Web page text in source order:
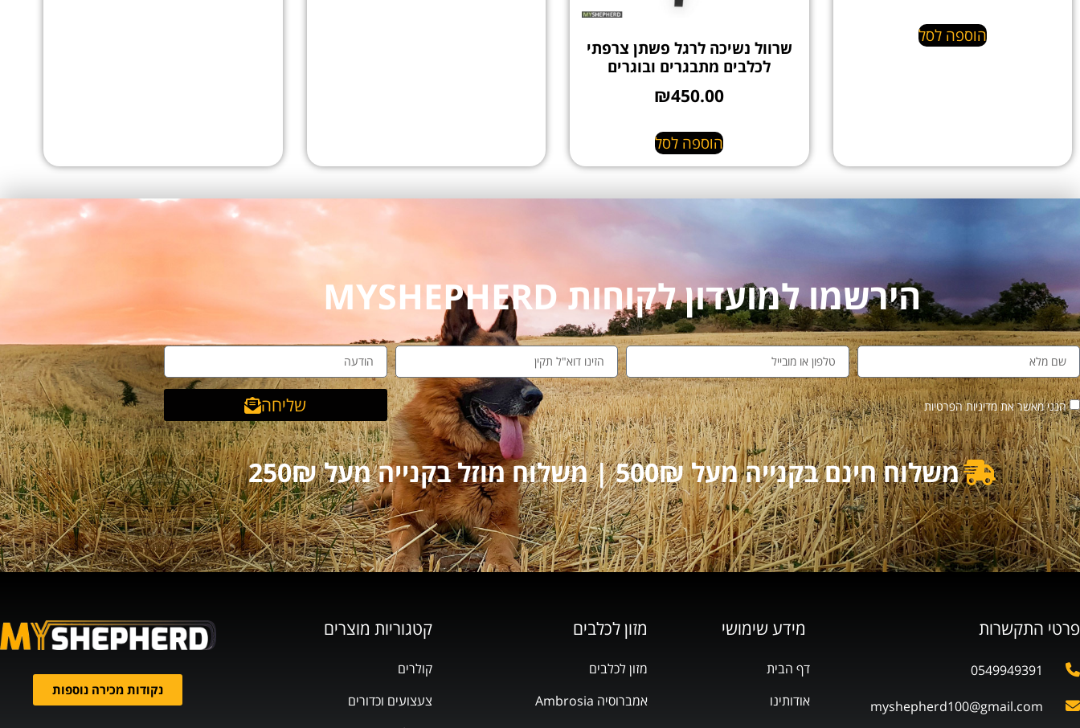
הוספה לסל
שרוול נשיכה לרגל פשתן צרפתי
לכלבים מתבגרים ובוגרים
₪450.00
הוספה לסל
הירשמו למועדון לקוחות MYSHEPHERD
הנני מאשר את מדיניות הפרטיות שליחה
משלוח חינם בקנייה מעל 500₪ | משלוח מוזל בקנייה מעל 250₪
פרטי התקשרות
0549949391
myshepherd100@gmail.com
מידע שימושי
דף הבית
אודותינו
מזון לכלבים
מזון לכלבים
אמברוסיה Ambrosia
קטגוריות מוצרים
קולרים
צעצועים וכדורים
נקודות מכירה נוספות